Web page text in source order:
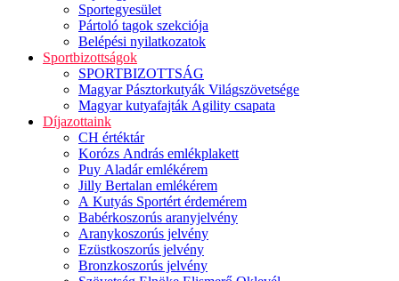
Sportegyesület
Pártoló tagok szekciója
Belépési nyilatkozatok
Sportbizottságok
SPORTBIZOTTSÁG
Magyar Pásztorkutyák Világszövetsége
Magyar kutyafajták Agility csapata
Díjazottaink
CH értéktár
Korózs András emlékplakett
Puy Aladár emlékérem
Jilly Bertalan emlékérem
A Kutyás Sportért érdemérem
Babérkoszorús aranyjelvény
Aranykoszorús jelvény
Ezüstkoszorús jelvény
Bronzkoszorús jelvény